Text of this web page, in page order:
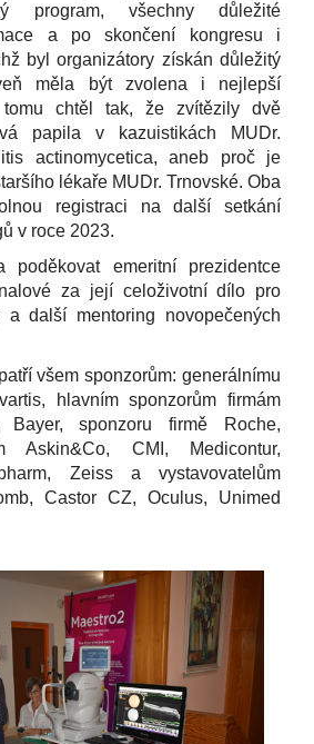
program, všechny důležité
a po skončení kongresu i
byl organizátory získán důležitý
měla být zvolena i nejlepší
tomu chtěl tak, že zvítězily dvě
papila v kazuistikách MUDr.
actinomycetica, aneb proč je
lékaře MUDr. Trnovské. Oba
registraci na další setkání
v roce 2023.
poděkovat emeritní prezidentce
za její celoživotní dílo pro
a další mentoring novopečených
všem sponzorům: generálnímu
hlavním sponzorům firmám
Bayer, sponzoru firmě Roche,
Askin&Co, CMI, Medicontur,
Zeiss a vystavovatelům
Castor CZ, Oculus, Unimed